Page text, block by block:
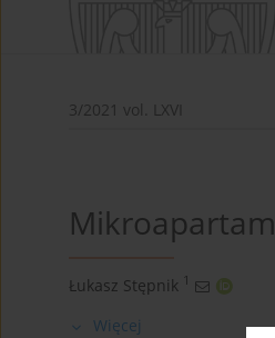
3/2021 vol. LXVI
Łukasz Stępnik 1
Więcej